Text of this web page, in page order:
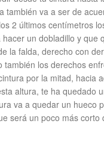
también va a ser de
2 últimos centímetros
un dobladillo y que
la falda, derecho con
también los derechos
por la mitad, hacia
altura, te ha quedado
va a quedar un hueco
será un poco más corto